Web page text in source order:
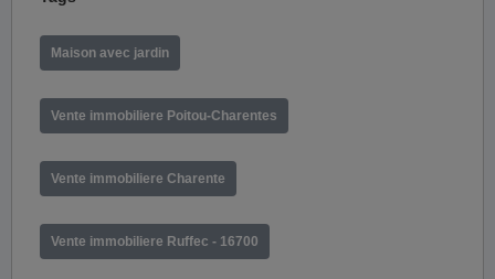
Maison avec jardin
Vente immobiliere Poitou-Charentes
Vente immobiliere Charente
Vente immobiliere Ruffec - 16700